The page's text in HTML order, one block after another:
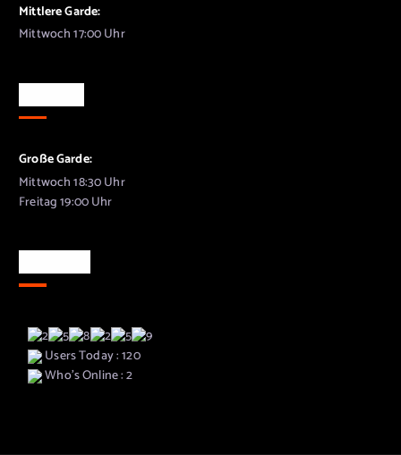
Mittlere Garde:
Mittwoch 17:00 Uhr
Große Garde:
Mittwoch 18:30 Uhr
Freitag 19:00 Uhr
Users Today : 120
Who's Online : 2